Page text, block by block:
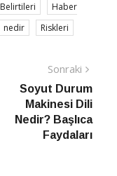
Belirtileri
Haber
nedir
Riskleri
Sonraki
Soyut Durum
Makinesi Dili
Nedir? Başlıca
Faydaları